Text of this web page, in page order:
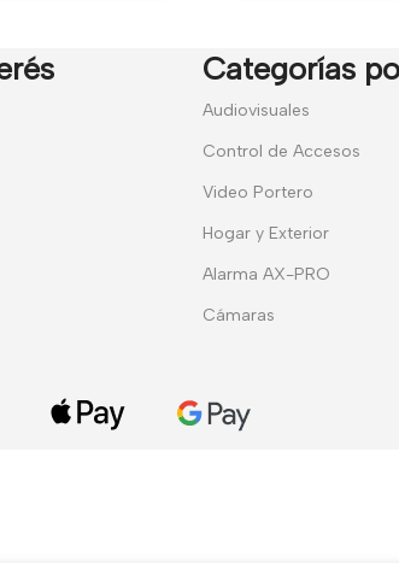
Categorías
Audiovisuales
Control de Accesos
Video Portero
Hogar y Exterior
Alarma AX-PRO
Cámaras